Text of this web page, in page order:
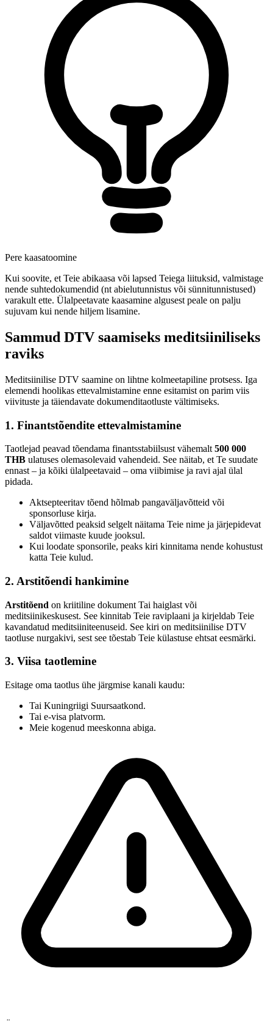
Pere kaasatoomine
Kui soovite, et Teie abikaasa või lapsed Teiega liituksid, valmistage
nende suhtedokumendid (nt abielutunnistus või sünnitunnistused)
varakult ette. Ülalpeetavate kaasamine algusest peale on palju
sujuvam kui nende hiljem lisamine.
Sammud DTV saamiseks meditsiiniliseks
raviks
Meditsiinilise DTV saamine on lihtne kolmeetapiline protsess. Iga
elemendi hoolikas ettevalmistamine enne esitamist on parim viis
viivituste ja täiendavate dokumenditaotluste vältimiseks.
1. Finantstõendite ettevalmistamine
Taotlejad peavad tõendama finantsstabiilsust vähemalt 500 000
THB ulatuses olemasolevaid vahendeid. See näitab, et Te suudate
ennast – ja kõiki ülalpeetavaid – oma viibimise ja ravi ajal ülal
pidada.
Aktsepteeritav tõend hõlmab pangaväljavõtteid või
sponsorluse kirja.
Väljavõtted peaksid selgelt näitama Teie nime ja järjepidevat
saldot viimaste kuude jooksul.
Kui loodate sponsorile, peaks kiri kinnitama nende kohustust
katta Teie kulud.
2. Arstitõendi hankimine
Arstitõend on kriitiline dokument Tai haiglast või
meditsiinikeskusest. See kinnitab Teie raviplaani ja kirjeldab Teie
kavandatud meditsiiniteenuseid. See kiri on meditsiinilise DTV
taotluse nurgakivi, sest see tõestab Teie külastuse ehtsat eesmärki.
3. Viisa taotlemine
Esitage oma taotlus ühe järgmise kanali kaudu:
Tai Kuningriigi Suursaatkond.
Tai e-visa platvorm.
Meie kogenud meeskonna abiga.